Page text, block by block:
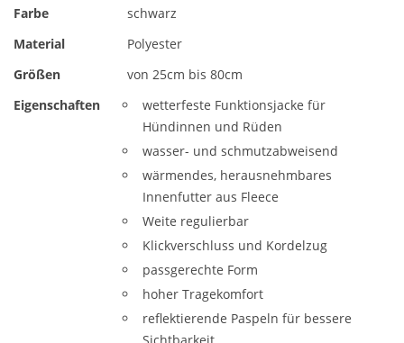
Farbe
schwarz
Material
Polyester
Größen
von 25cm bis 80cm
Eigenschaften
wetterfeste Funktionsjacke für
Hündinnen und Rüden
wasser- und schmutzabweisend
wärmendes, herausnehmbares
Innenfutter aus Fleece
Weite regulierbar
Klickverschluss und Kordelzug
passgerechte Form
hoher Tragekomfort
reflektierende Paspeln für bessere